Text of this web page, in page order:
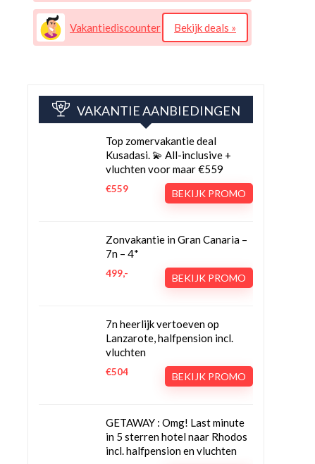
Vakantiediscounter Bekijk deals »
VAKANTIE AANBIEDINGEN
Top zomervakantie deal
Kusadasi. 💫 All-inclusive +
vluchten voor maar €559
€559 BEKIJK PROMO
Zonvakantie in Gran Canaria –
7n – 4*
499,- BEKIJK PROMO
7n heerlijk vertoeven op
Lanzarote, halfpension incl.
vluchten
€504 BEKIJK PROMO
GETAWAY : Omg! Last minute
in 5 sterren hotel naar Rhodos
incl. halfpension en vluchten